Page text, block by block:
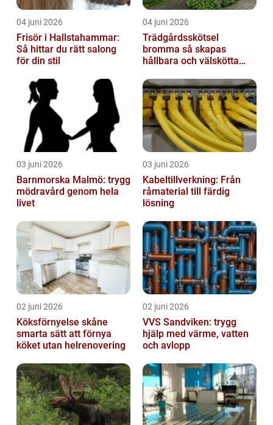
04 juni 2026
Frisör i Hallstahammar:
Så hittar du rätt salong
för din stil
04 juni 2026
Trädgårdsskötsel
bromma så skapas
hållbara och välskötta
03 juni 2026
Barnmorska Malmö: trygg
mödravård genom hela
livet
03 juni 2026
Kabeltillverkning: Från
råmaterial till färdig
lösning
02 juni 2026
Köksförnyelse skåne
smarta sätt att förnya
köket utan helrenovering
02 juni 2026
VVS Sandviken: trygg
hjälp med värme, vatten
och avlopp